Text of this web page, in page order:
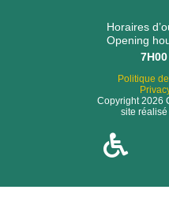
Horaires
Opening
Politique
Copyright 2026
site